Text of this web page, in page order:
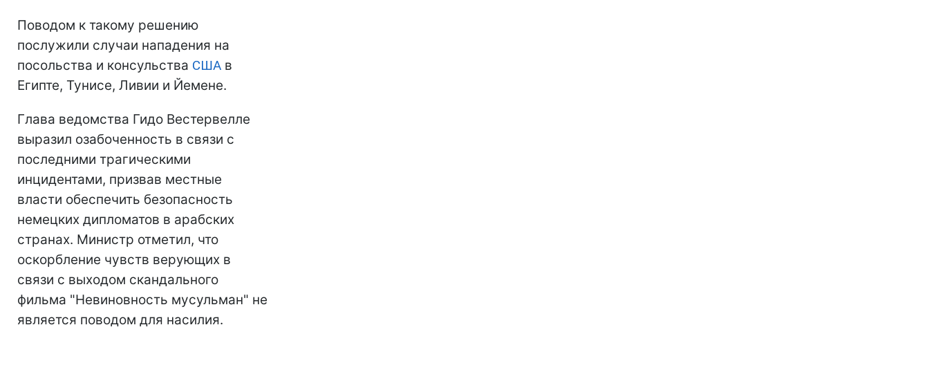
Поводом к такому решению
послужили случаи нападения на
посольства и консульства США в
Египте, Тунисе, Ливии и Йемене.
Глава ведомства Гидо Вестервелле
выразил озабоченность в связи с
последними трагическими
инцидентами, призвав местные
власти обеспечить безопасность
немецких дипломатов в арабских
странах. Министр отметил, что
оскорбление чувств верующих в
связи с выходом скандального
фильма "Невиновность мусульман" не
является поводом для насилия.